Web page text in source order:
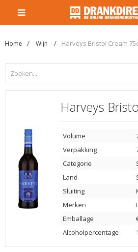
Home Wijn Harveys Bristol Cream
Harveys
Volume
Verpakking
Categorie
Land
Sluiting
Merken
Emballage
Alcoholpercentage